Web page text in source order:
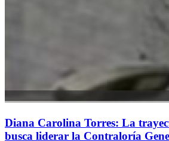
Diana Carolina Torres: La
busca liderar la Contraloría